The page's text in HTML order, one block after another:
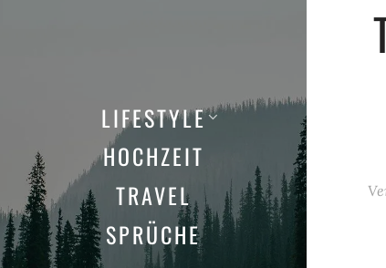
LIFESTYLE
HOCHZEIT
TRAVEL
SPRÜCHE